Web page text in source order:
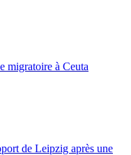
migratoire à Ceuta
de Leipzig après une